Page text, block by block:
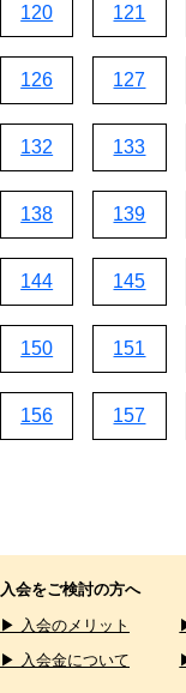
120 121
126 127
132 133
138 139
144 145
150 151
156 157
入会をご検討の方へ
▶ 入会のメリット
▶ 入会金について